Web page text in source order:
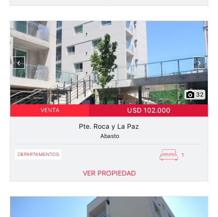
‹ ›
32
VENTA USD 102.000
Pte. Roca y La Paz
Abasto
DEPARTAMENTOS 1
VER PROPIEDAD